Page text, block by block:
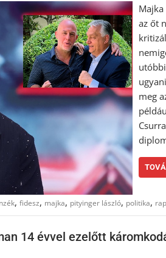
az őt
meg
, fidesz, majka, pityinger lászló, politika,
14 évvel ezelőtt